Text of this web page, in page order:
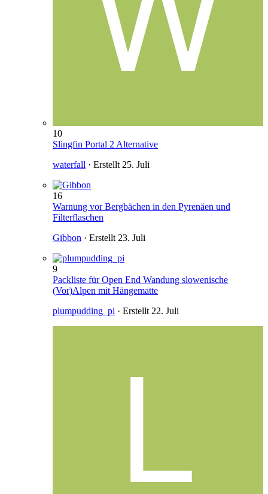
10
Slingfin Portal 2 Alternative
waterfall · Erstellt 25. Juli
16
Warnung vor Bergbächen in den Pyrenäen und
Filterflaschen
Gibbon · Erstellt 23. Juli
9
Packliste für Open End Wandung slowenische
(Vor)Alpen mit Hängematte
plumpudding_pi · Erstellt 22. Juli